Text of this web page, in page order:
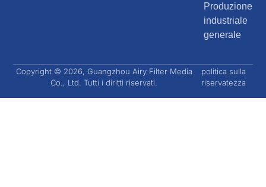
Produzione
industriale
generale
Copyright © 2026, Guangzhou Airy Filter Media
Co., Ltd. Tutti i diritti riservati.
politica sulla
riservatezza